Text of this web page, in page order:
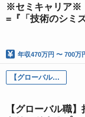
※セミキャリア※
=『「技術のシミ
年収470万円 〜 700万
【グローバル職】持続可能な未来社会を創る水素事業をリードするプロジェクトマネジメント職
【グローバル職